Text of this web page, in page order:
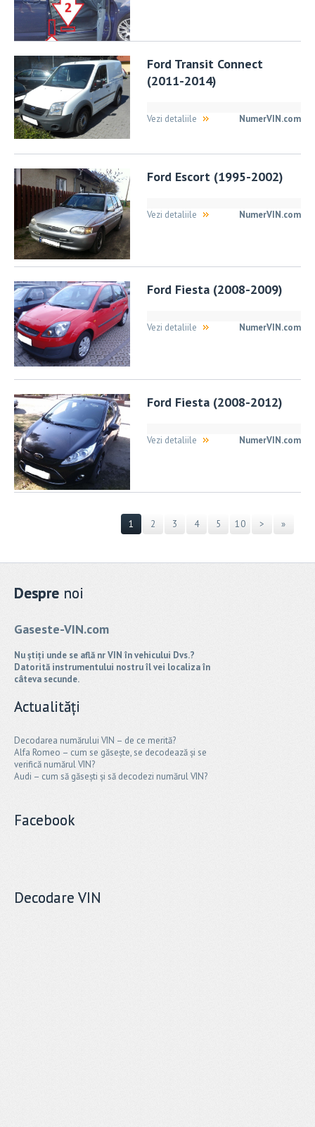
Ford Transit Connect
(2011-2014)
NumerVIN.com
Vezi detaliile
Ford Escort (1995-2002)
NumerVIN.com
Vezi detaliile
Ford Fiesta (2008-2009)
NumerVIN.com
Vezi detaliile
Ford Fiesta (2008-2012)
NumerVIN.com
Vezi detaliile
1 2 3 4 5 10 > »
Despre noi
Gaseste-VIN.com
Nu știți unde se află nr VIN în vehicului Dvs.?
Datorită instrumentului nostru îl vei localiza în
câteva secunde.
Actualități
Decodarea numărului VIN – de ce merită?
Alfa Romeo – cum se găsește, se decodează și se
verifică numărul VIN?
Audi – cum să găsești și să decodezi numărul VIN?
Facebook
Decodare VIN